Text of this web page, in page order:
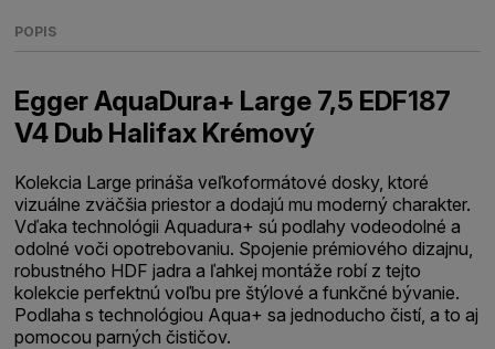
POPIS
Egger AquaDura+ Large 7,5 EDF187
V4 Dub Halifax Krémový
Kolekcia Large prináša veľkoformátové dosky, ktoré
vizuálne zväčšia priestor a dodajú mu moderný charakter.
Vďaka technológii Aquadura+ sú podlahy vodeodolné a
odolné voči opotrebovaniu. Spojenie prémiového dizajnu,
robustného HDF jadra a ľahkej montáže robí z tejto
kolekcie perfektnú voľbu pre štýlové a funkčné bývanie.
Podlaha s technológiou Aqua+ sa jednoducho čistí, a to aj
pomocou parných čističov.